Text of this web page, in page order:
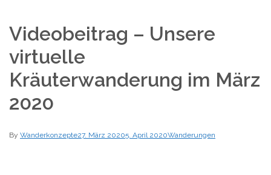
Videobeitrag – Unsere
virtuelle
Kräuterwanderung im März
2020
By Wanderkonzepte27. März 20205. April 2020Wanderungen